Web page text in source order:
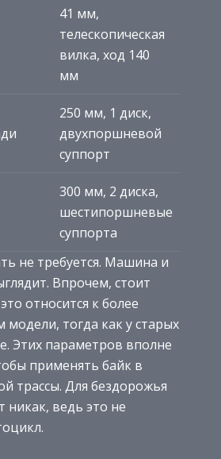
41 мм,
телескопическая
вилка, ход 140
мм
250 мм, 1 диск,
двухпоршневой
суппорт
300 мм, 2 диска,
шестипоршневые
суппорта
не требуется. Машина и
Впрочем, стоит
относится к более
тогда как у старых
Этих параметров вполне
применять байк в
трассы. Для бездорожья
никак, ведь это не